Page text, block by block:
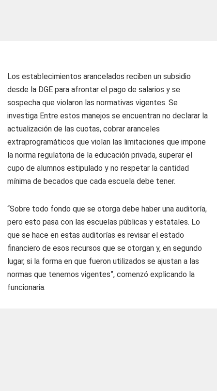
Los establecimientos arancelados reciben un subsidio
desde la DGE para afrontar el pago de salarios y se
sospecha que violaron las normativas vigentes. Se
investiga Entre estos manejos se encuentran no declarar la
actualización de las cuotas, cobrar aranceles
extraprogramáticos que violan las limitaciones que impone
la norma regulatoria de la educación privada, superar el
cupo de alumnos estipulado y no respetar la cantidad
mínima de becados que cada escuela debe tener.
“Sobre todo fondo que se otorga debe haber una auditoría,
pero esto pasa con las escuelas públicas y estatales. Lo
que se hace en estas auditorías es revisar el estado
financiero de esos recursos que se otorgan y, en segundo
lugar, si la forma en que fueron utilizados se ajustan a las
normas que tenemos vigentes”, comenzó explicando la
funcionaria.